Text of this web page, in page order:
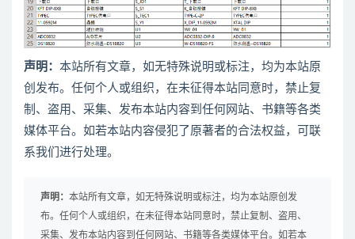
声明： 本站所有文章，如无特殊说明或标注，均为本站原
创发布。任何个人或组织，在未征得本站同意时，禁止复
制、盗用、采集、发布本站内容到任何网站、书籍等各类
媒体平台。如若本站内容侵犯了原著者的合法权益，可联
系我们进行处理。
声明： 本站所有文章，如无特殊说明或标注，均为本站原创发
布。任何个人或组织，在未征得本站同意时，禁止复制、盗用、
采集、发布本站内容到任何网站、书籍等各类媒体平台。如若本